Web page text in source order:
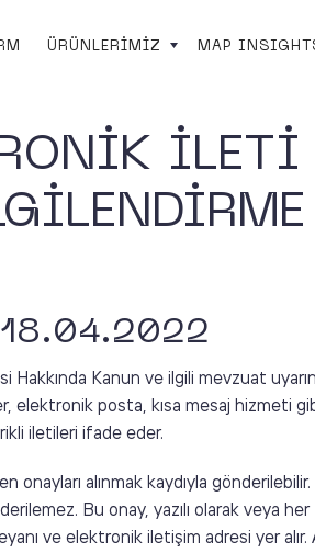
ÜRÜNLERİMİZ MAP
18.04.2022
Hakkında Kanun ve ilgili mevzuat
elektronik posta, kısa mesaj hizmeti
iletileri ifade eder.
onayları alınmak kaydıyla
Bu onay, yazılı olarak veya
ve elektronik iletişim adresi yer